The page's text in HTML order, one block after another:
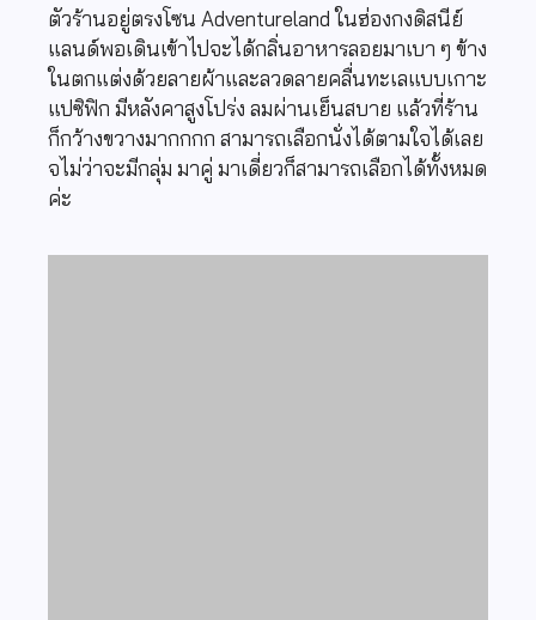
ตัวร้านอยู่ตรงโซน Adventureland ในฮ่องกงดิสนีย์
แลนด์พอเดินเข้าไปจะได้กลิ่นอาหารลอยมาเบา ๆ ข้าง
ในตกแต่งด้วยลายผ้าและลวดลายคลื่นทะเลแบบเกาะ
แปซิฟิก มีหลังคาสูงโปร่ง ลมผ่านเย็นสบาย แล้วที่ร้าน
ก็กว้างขวางมากกกก สามารถเลือกนั่งได้ตามใจได้เลย
จไม่ว่าจะมีกลุ่ม มาคู่ มาเดี่ยวก็สามารถเลือกได้ทั้งหมด
ค่ะ